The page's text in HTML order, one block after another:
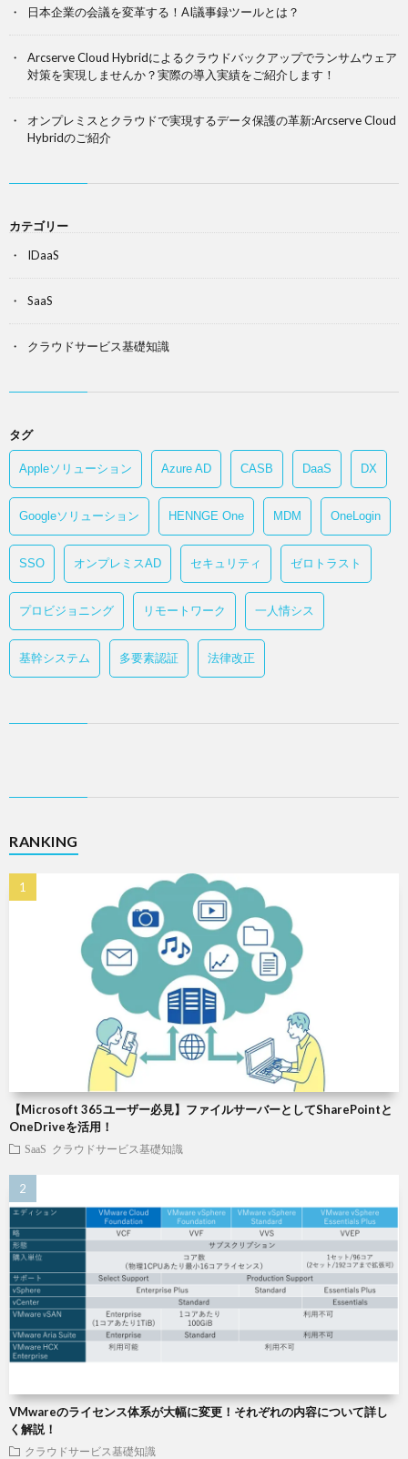
日本企業の会議を変革する！AI議事録ツールとは？
Arcserve Cloud Hybridによるクラウドバックアップでランサムウェア
対策を実現しませんか？実際の導入実績をご紹介します！
オンプレミスとクラウドで実現するデータ保護の革新:Arcserve Cloud
Hybridのご紹介
カテゴリー
IDaaS
SaaS
クラウドサービス基礎知識
タグ
Appleソリューション Azure AD CASB DaaS DX
Googleソリューション HENNGE One MDM OneLogin
SSO オンプレミスAD セキュリティ ゼロトラスト
プロビジョニング リモートワーク 一人情シス
基幹システム 多要素認証 法律改正
RANKING
【Microsoft 365ユーザー必見】ファイルサーバーとしてSharePointと
OneDriveを活用！
SaaS クラウドサービス基礎知識
VMwareのライセンス体系が大幅に変更！それぞれの内容について詳し
く解説！
クラウドサービス基礎知識